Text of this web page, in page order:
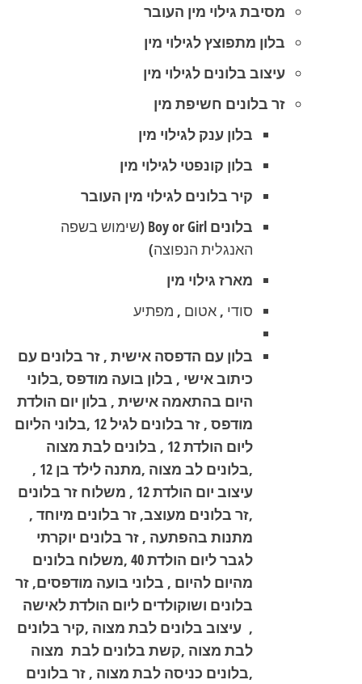
מסיבת גילוי מין העובר
בלון מתפוצץ לגילוי מין
עיצוב בלונים לגילוי מין
זר בלונים חשיפת מין
בלון ענק לגילוי מין
בלון קונפטי לגילוי מין
קיר בלונים לגילוי מין העובר
בלונים Boy or Girl
(שימוש בשפה
האנגלית הנפוצה)
מארז גילוי מין
סודי , אטום , מפתיע
בלון עם הדפסה אישית , זר בלונים עם
כיתוב אישי , בלון בועה מודפס ,בלוני
היום בהתאמה אישית , בלון יום הולדת
מודפס , זר בלונים לגיל 12 ,בלוני הליום
ליום הולדת 12 , בלונים לבת מצוה
,בלונים לב מצוה ,מתנה לילד בן 12 ,
עיצוב יום הולדת 12 , משלוח זר בלונים
,זר בלונים מעוצב, זר בלונים מיוחד ,
מתנות בהפתעה , זר בלונים יוקרתי
לגבר ליום הולדת 40 ,משלוח בלונים
מהיום להיום , בלוני בועה מודפסים, זר
בלונים ושוקולדים ליום הולדת לאישה
, עיצוב בלונים לבת מצוה ,קיר בלונים
לבת מצוה ,קשת בלונים לבת מצוה
,בלונים כניסה לבת מצוה , זר בלונים